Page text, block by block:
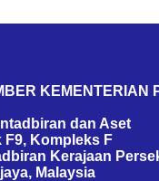
KEMENTERIAN
dan Aset
F9, Kompleks F
Kerajaan
Malaysia